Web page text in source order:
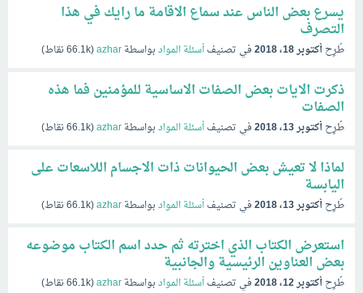
يسرع بعض الناس عند سماع الاقامة ما رايك في هذا
التصرف
طُرِحأكتوبر 18، 2018 في تصنيفأسئلة الموادبواسطةazhar
(
66.1kنقاط)
ذكرت الايات بعض الصفات الاساسية للمؤمنين فما هذه
الصفات
طُرِحأكتوبر 13، 2018 في تصنيفأسئلة الموادبواسطةazhar
(
66.1kنقاط)
لماذا لا تعيش بعض الحيوانات ذات الاجسام اللاسعات على
اليابسة
طُرِحأكتوبر 13، 2018 في تصنيفأسئلة الموادبواسطةazhar
(
66.1kنقاط)
استعرض الكتاب الذي اخترته ثم حدد اسم الكتاب موضوعه
بعض العناوين الرئيسية والجانبية
طُرِحأكتوبر 12، 2018 في تصنيفأسئلة الموادبواسطةazhar
(
66.1kنقاط)